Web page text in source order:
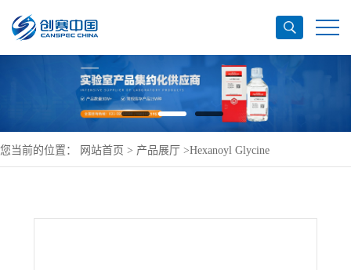
您当前的位置： 网站首页 > 产品展厅 >Hexanoyl Glycine